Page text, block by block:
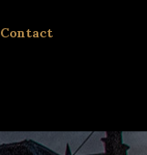
Contact